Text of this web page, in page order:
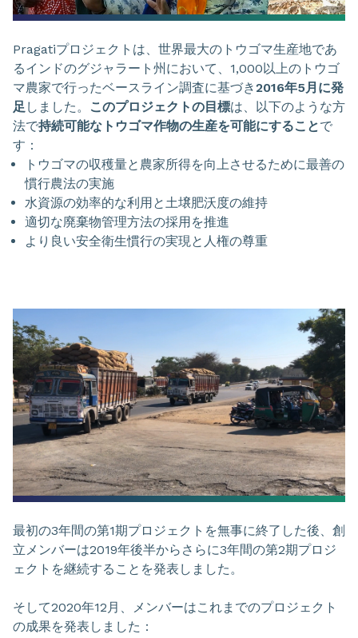
Pragatiプロジェクトは、世界最大のトウゴマ生産地であ
るインドのグジャラート州において、1,000以上のトウゴ
マ農家で行ったベースライン調査に基づき2016年5月に発
足しました。 このプロジェクトの目標は、以下のような方
法で持続可能なトウゴマ作物の生産を可能にすることで
す：
トウゴマの収穫量と農家所得を向上させるために最善の
慣行農法の実施
水資源の効率的な利用と土壌肥沃度の維持
適切な廃棄物管理方法の採用を推進
より良い安全衛生慣行の実現と人権の尊重
最初の3年間の第1期プロジェクトを無事に終了した後、創
立メンバーは2019年後半からさらに3年間の第2期プロジ
ェクトを継続することを発表しました。
そして2020年12月、メンバーはこれまでのプロジェクト
の成果を発表しました：